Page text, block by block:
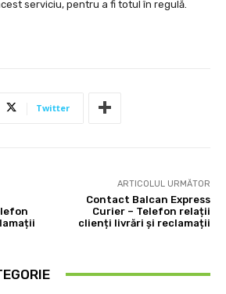
serviciu, pentru a fi totul în regulă.
Twitter
ARTICOLUL URMĂTOR
Contact Balcan Express
Curier – Telefon relații
clienți livrări și reclamații